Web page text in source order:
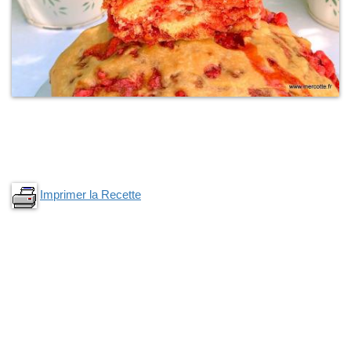
Imprimer la Recette